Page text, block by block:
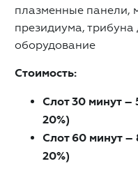
плазменные панели,
президиума, трибуна
оборудование
Стоимость:
Слот 30 минут –
20%)
Слот 60 минут –
20%)